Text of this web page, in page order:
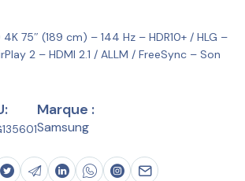
4K 75″ (189 cm) – 144 Hz – HDR10+ / HLG –
2 – HDMI 2.1 / ALLM / FreeSync – Son
Marque :
Samsung